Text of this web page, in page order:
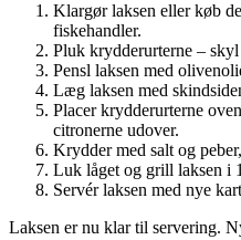
Klargør laksen eller køb
fiskehandler.
Pluk krydderurterne –
Pensl laksen med
Læg laksen med
Placer krydderurterne
citronerne udover.
Krydder med salt og
Luk låget og grill laksen i
Servér laksen med nye
Laksen er nu klar til servering.